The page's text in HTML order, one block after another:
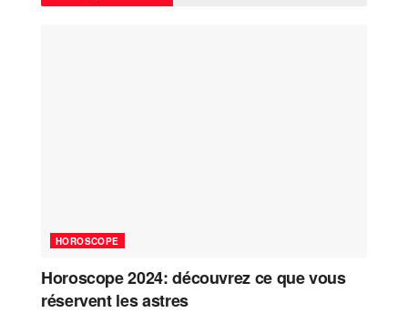
HOROSCOPE
Horoscope 2024: découvrez ce que vous
réservent les astres